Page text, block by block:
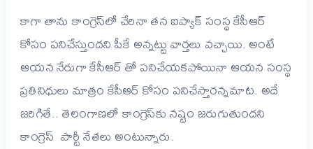
కాగా తాను కాంగ్రెస్‌లో చేరినా తన ఐప్యాక్‌ సంస్థ కేసీఆర్
కోసం పనిచేస్తుందని పీకే అన్నట్టు వార్తలు వచ్చాయి. అంటే
ఆయన నేరుగా కేసీఆర్ తో పనిచేయకపోయినా ఆయన సంస్థ
ప్రతినిధులు మాత్రం కేసీఆర్ కోసం పనిచేస్తారన్నమాట. అదే
జరిగితే.. తెలంగాణలో కాంగ్రెస్‌కు నష్టం జరుగుతుందని
కాంగ్రెస్ పార్టీ నేతలు అంటున్నారు.